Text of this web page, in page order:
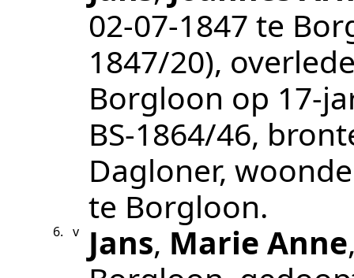
02‑07‑1847 te
1847/20),
Borgloon op 17-
BS-1864/46,
Dagloner,
te Borgloon.
6. v Jans, Marie Anne